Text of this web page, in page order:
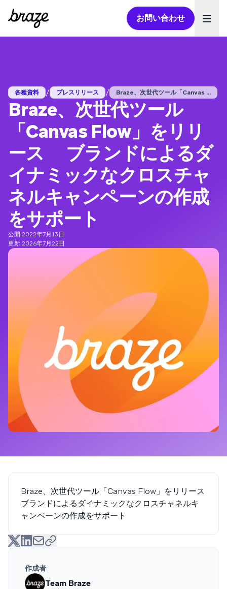
お問い合わせ
各種資料 / プレスリリース / Braze、次世代ツール「Canvas ...
Braze、次世代ツール
「Canvas Flow」をリリ
ース ブランドによるダ
イナミックなクロスチャ
ネルキャンペーンの作成
をサポート
公開 2022年7月13日
更新 2026年7月22日
Braze、次世代ツール「Canvas Flow」をリリース
ブランドによるダイナミックなクロスチャネルキ
ャンペーンの作成をサポート
作成者
Team Braze